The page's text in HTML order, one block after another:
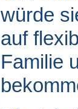
würde
auf
Familie